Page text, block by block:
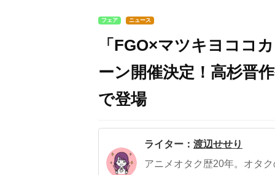
フェア ニュース
「FGO×マツキヨココ
ーン開催決定！高杉晋
で登場
ライター： 渡辺せせり
アニメオタク歴20年。オタ